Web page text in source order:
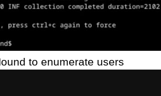
to enumerate users